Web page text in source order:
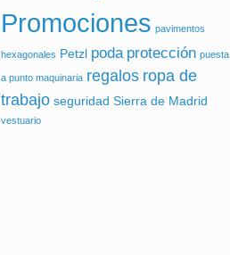
Promociones pavimentos
hexagonales Petzl poda protección puesta
a punto maquinaria regalos ropa de
trabajo seguridad Sierra de Madrid
vestuario